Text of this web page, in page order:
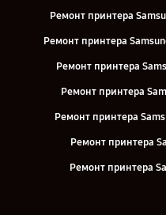
Ремонт принтера
Ремонт принтера
Ремонт принтера
Ремонт принтера
Ремонт принтера
Ремонт принтера
Ремонт принтера